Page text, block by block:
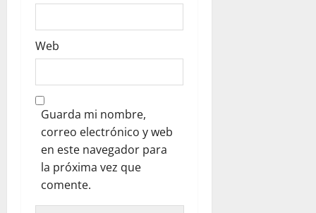
Web
Guarda mi nombre,
correo electrónico y web
en este navegador para
la próxima vez que
comente.